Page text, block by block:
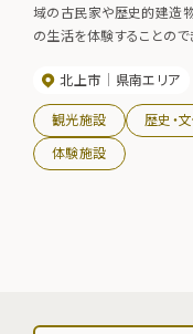
域の古民家や歴史的建造
の生活を体験することの
北上市
県南エリア
観光施設 歴史・
体験施設